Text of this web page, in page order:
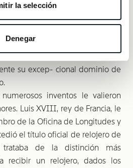
la selección
Denegar
Marina
Abraham-Louis Breguet
su excep- cional dominio de
inventos le valieron
Luis XVIII, rey de Francia, le
de la Oficina de Longitudes y
el título oficial de relojero de
de la distinción más
recibir un relojero, dados los